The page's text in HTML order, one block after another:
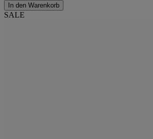
In den Warenkorb
SALE